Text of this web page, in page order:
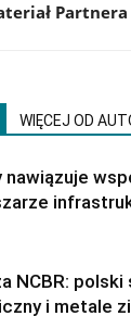
Partnera
WIĘCEJ OD
nawiązuje
NCBR:
i metale